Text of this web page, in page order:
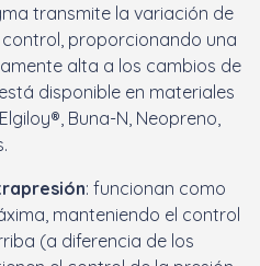
transmite la variación de
proporcionando una
alta a los cambios de
disponible en materiales
Buna-N, Neopreno,
: funcionan como
manteniendo el control
(a diferencia de los